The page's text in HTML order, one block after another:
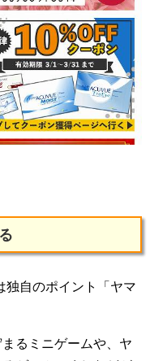
独自のポイント「ヤマ
るミニゲームや、ヤ